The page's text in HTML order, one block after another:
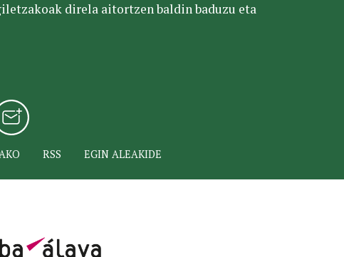
direla aitortzen baldin baduzu eta
RSS EGIN ALEAKIDE